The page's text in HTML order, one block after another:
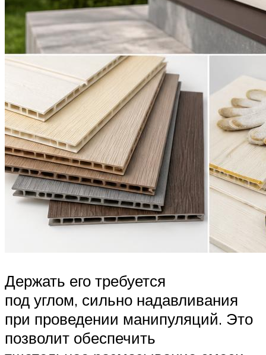
Держать его требуется
под углом, сильно надавливания
при проведении манипуляций. Это
позволит обеспечить